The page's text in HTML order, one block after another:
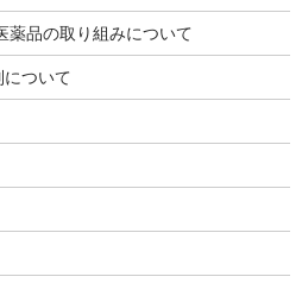
薬品の取り組みについて
ついて